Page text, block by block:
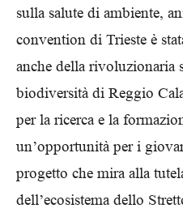
sulla salute di ambiente,
convention di Trieste è
anche della rivoluzionaria
biodiversità di Reggio
per la ricerca e la
un’opportunità per i
progetto che mira alla
dell’ecosistema dello